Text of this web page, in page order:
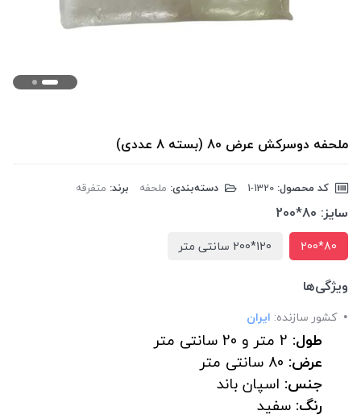
ملحفه دوسرکش عرض 80 (بسته 8 عددی)
کد محصول: دسته‌بندی: ملحفه برند: متفرقه
سایز: 80*200
80*200 120*200 سانتی متر
ویژگی‌ها
کشور سازنده: ایران
طول: 2 متر و 20 سانتی متر
عرض: 80 سانتی متر
جنس: اسپان باند
رنگ: سفید